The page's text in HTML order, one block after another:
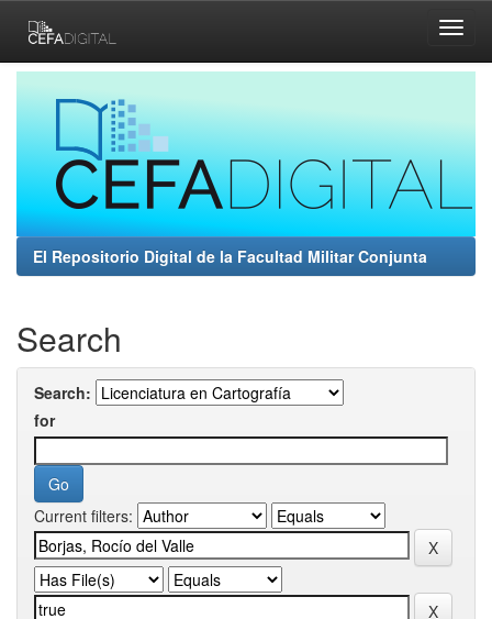
navigation
El Repositorio Digital de la Facultad Militar Conjunta
Search
Search:
for
Current filters: